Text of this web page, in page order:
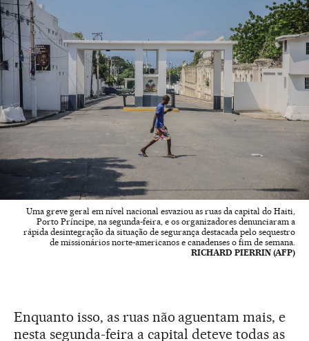
Uma greve geral em nível nacional esvaziou as ruas da capital do Haiti,
Porto Príncipe, na segunda-feira, e os organizadores denunciaram a
rápida desintegração da situação de segurança destacada pelo sequestro
de missionários norte-americanos e canadenses o fim de semana.
RICHARD PIERRIN (AFP)
Enquanto isso, as ruas não aguentam mais, e
nesta segunda-feira a capital deteve todas as